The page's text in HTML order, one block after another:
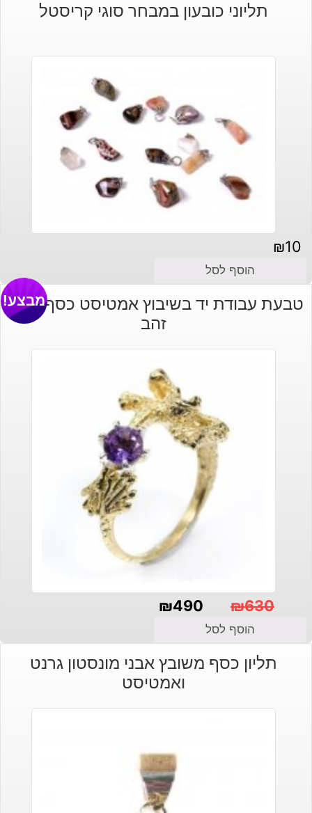
תליוני כובעון במבחר סוגי קריסטל
₪10
הוסף לסל
טבעת עבודת יד בשיבוץ אמטיסט כסף וציפוי
זהב
מבצע!
₪630
המקורי
היה:
₪490
הנוכחי
הוא:
הוסף לסל
תליון כסף משובץ אבני מונסטון גרנט
ואמטיסט